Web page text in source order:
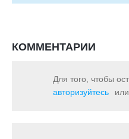
КОММЕНТАРИИ
Для того, чтобы
авторизуйтесь
или